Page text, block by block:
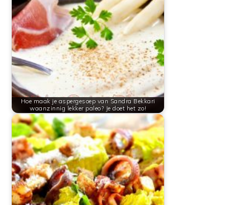
Hoe maak je aspergesoep van Sandra Bekkari
waanzinnig lekker paleo? Je doet het zo!